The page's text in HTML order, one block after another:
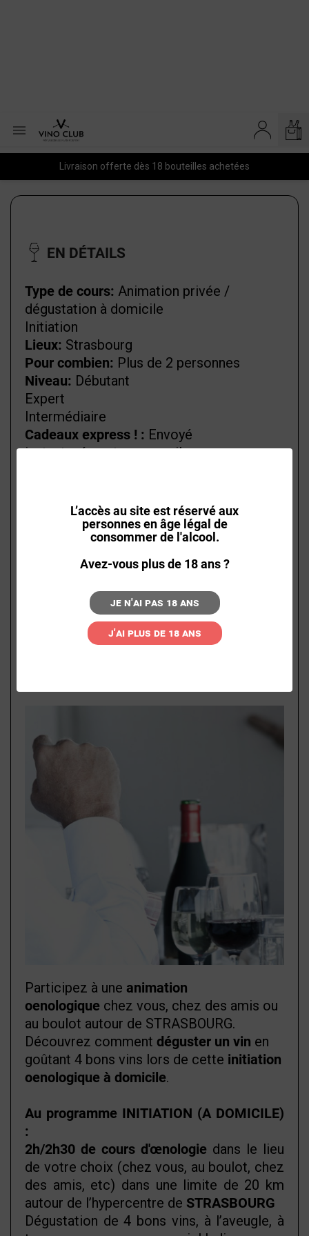
L’accès au site est réservé aux
personnes en âge légal de
consommer de l'alcool.
Avez-vous plus de 18 ans ?
Je n'ai pas 18 ans
J'ai plus de 18 ans

Livraison offerte dès 18 bouteilles achetées
INITIATION À LA
DÉGUSTATION POUR 2
À 15 PERSONNES À
DOMICILE -
STRASBOURG
Participez à une animation
oenologique chez vous, chez des amis ou
au boulot autour de STRASBOURG.
Découvrez comment déguster un vin en
goûtant 4 bons vins lors de cette initiation
oenologique à domicile.
Au programme INITIATION (A DOMICILE)
:
2h/2h30 de cours d'œnologie dans le lieu
de votre choix (chez vous, au boulot, chez
des amis, etc) dans une limite de 20 km
autour de l’hypercentre de STRASBOURG
Dégustation de 4 bons vins, à l’aveugle, à
EN DÉTAILS
Type de cours: Animation privée /
dégustation à domicile
Initiation
Lieux: Strasbourg
Pour combien: Plus de 2 personnes
Niveau: Débutant
Expert
Intermédiaire
Cadeaux express ! : Envoyé
instantanément par e-mail
domicile